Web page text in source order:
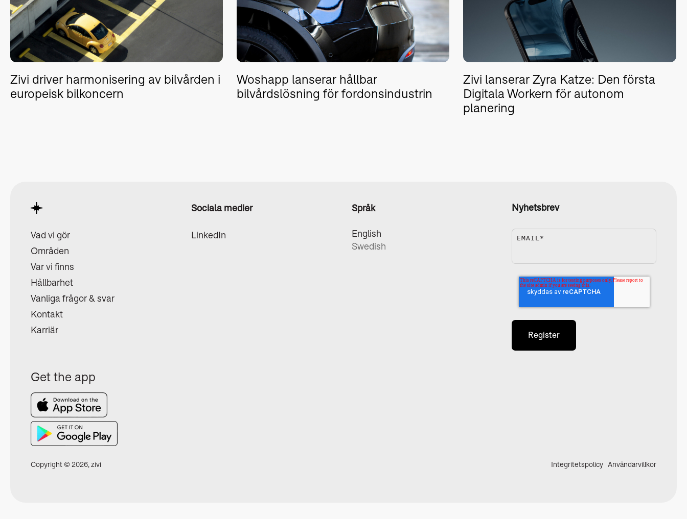
Zivi driver harmonisering av bilvården i
europeisk bilkoncern
Woshapp lanserar hållbar
bilvårdslösning för fordonsindustrin
Zivi lanserar Zyra Katze: Den första
Digitala Workern för autonom
planering
Vad vi gör
Områden
Var vi finns
Hållbarhet
Vanliga frågor & svar
Kontakt
Karriär
Sociala medier
LinkedIn
Språk
English
Swedish
Nyhetsbrev
EMAIL *
Get the app
Copyright © 2026, zivi Integritetspolicy Användarvillkor